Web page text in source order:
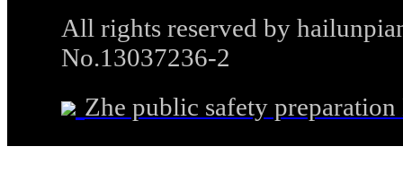
All rights reserved by
No.13037236-2
Zhe public safety